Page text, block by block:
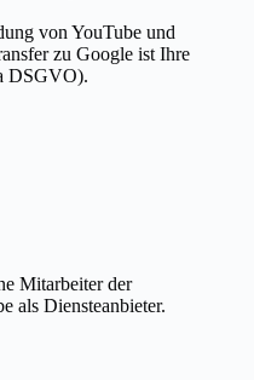
von YouTube und
zu Google ist Ihre
DSGVO).
Mitarbeiter der
als Diensteanbieter.